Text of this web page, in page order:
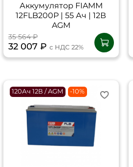
Аккумулятор FIAMM
12FLB200P | 55 Ач | 12В
AGM
35 564 ₽
32 007 ₽ с НДС 22%
120Ач 12В / AGM -10%